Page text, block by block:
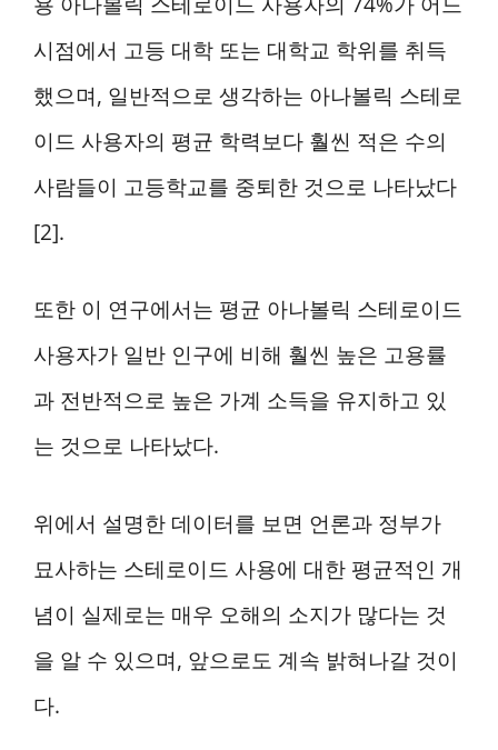
시점에서 고등 대학 또는 대학교 학위를 취득
했으며, 일반적으로 생각하는 아나볼릭 스테로
이드 사용자의 평균 학력보다 훨씬 적은 수의
사람들이 고등학교를 중퇴한 것으로 나타났다
[2].
또한 이 연구에서는 평균 아나볼릭 스테로이드
사용자가 일반 인구에 비해 훨씬 높은 고용률
과 전반적으로 높은 가계 소득을 유지하고 있
는 것으로 나타났다.
위에서 설명한 데이터를 보면 언론과 정부가
묘사하는 스테로이드 사용에 대한 평균적인 개
념이 실제로는 매우 오해의 소지가 많다는 것
을 알 수 있으며, 앞으로도 계속 밝혀나갈 것이
다.